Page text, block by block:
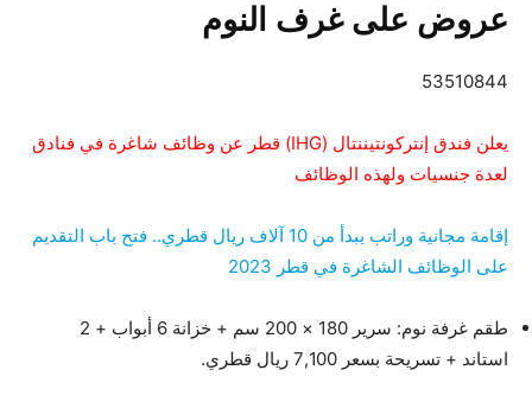
عروض على غرف النوم
53510844
يعلن فندق إنتركونتيننتال (IHG) قطر عن وظائف شاغرة في فنادق
لعدة جنسيات ولهذه الوظائف
إقامة مجانية وراتب يبدأ من 10 آلاف ريال قطري.. فتح باب التقديم
على الوظائف الشاغرة في قطر 2023
طقم غرفة نوم: سرير 180 × 200 سم + خزانة 6 أبواب + 2
استاند + تسريحة بسعر 7,100 ريال قطري.